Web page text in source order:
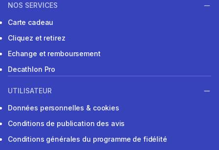
NOS SERVICES
Carte cadeau
Cliquez et retirez
Echange et remboursement
Decathlon Pro
UTILISATEUR
Données personnelles & cookies
Conditions de publication des avis
Conditions générales du programme de fidélité